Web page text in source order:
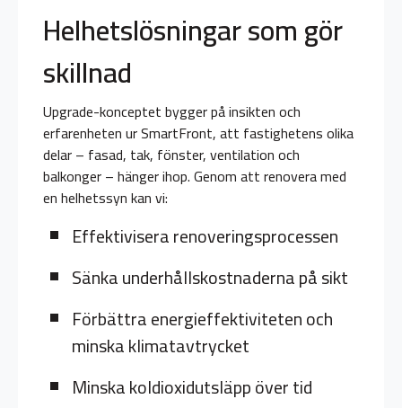
Helhetslösningar som gör
skillnad
Upgrade-konceptet bygger på insikten och
erfarenheten ur SmartFront, att fastighetens olika
delar – fasad, tak, fönster, ventilation och
balkonger – hänger ihop. Genom att renovera med
en helhetssyn kan vi:
Effektivisera renoveringsprocessen
Sänka underhållskostnaderna på sikt
Förbättra energieffektiviteten och
minska klimatavtrycket
Minska koldioxidutsläpp över tid